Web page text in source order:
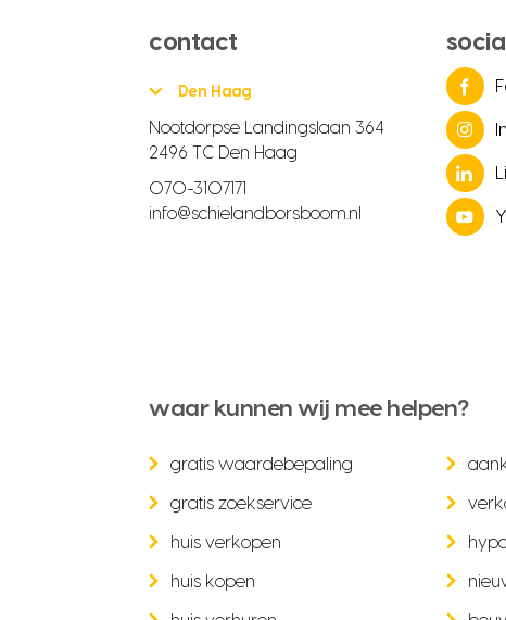
contact
Den Haag
Nootdorpse Landingslaan 364
2496 TC Den Haag
070-3107171
info@schielandborsboom.nl
waar kunnen wij mee helpen?
gratis waardebepaling
gratis zoekservice
huis verkopen
huis kopen